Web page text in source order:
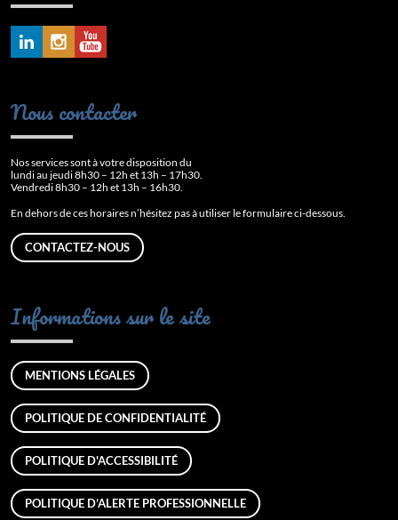
Nous contacter
Nos services sont à votre disposition du
lundi au jeudi 8h30 – 12h et 13h – 17h30.
Vendredi 8h30 – 12h et 13h – 16h30.
En dehors de ces horaires n’hésitez pas à utiliser le formulaire ci-dessous.
CONTACTEZ-NOUS
Informations sur le site
MENTIONS LÉGALES
POLITIQUE DE CONFIDENTIALITÉ
POLITIQUE D'ACCESSIBILITÉ
POLITIQUE D’ALERTE PROFESSIONNELLE